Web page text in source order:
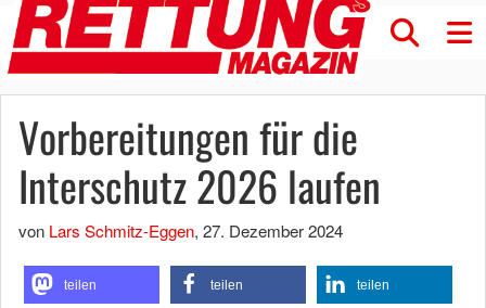
Vorbereitungen für die
Interschutz 2026 laufen
von Lars Schmitz-Eggen, 27. Dezember 2024
teilen teilen teilen